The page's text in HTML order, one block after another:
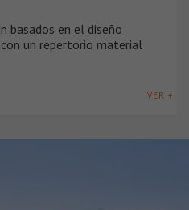
basados en el diseño
un repertorio material
VER +